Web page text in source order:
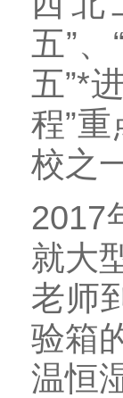
五”
五”*
程”
校之
2017
就大
老师
验箱
温恒